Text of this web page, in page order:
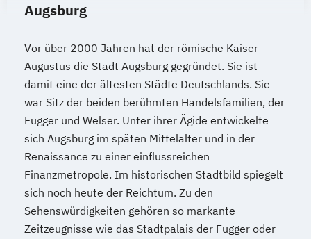
Augsburg
Vor über 2000 Jahren hat der römische Kaiser
Augustus die Stadt Augsburg gegründet. Sie ist
damit eine der ältesten Städte Deutschlands. Sie
war Sitz der beiden berühmten Handelsfamilien, der
Fugger und Welser. Unter ihrer Ägide entwickelte
sich Augsburg im späten Mittelalter und in der
Renaissance zu einer einflussreichen
Finanzmetropole. Im historischen Stadtbild spiegelt
sich noch heute der Reichtum. Zu den
Sehenswürdigkeiten gehören so markante
Zeitzeugnisse wie das Stadtpalais der Fugger oder